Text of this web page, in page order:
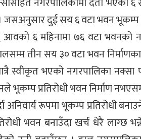
दुई सय ६ वटा भवन भूकम्प
६ महिनामा ७६ वटा भवनको
तीन सय ३० वटा भवन
स्वीकृत भएको नगरपालिका
भूकम्प प्रतिरोधी भवन निर्माण
अनिवार्य रूपमा भूकम्प प्रतिरोधी
भवन बनाउँदा खर्च धेरै लाग्छ